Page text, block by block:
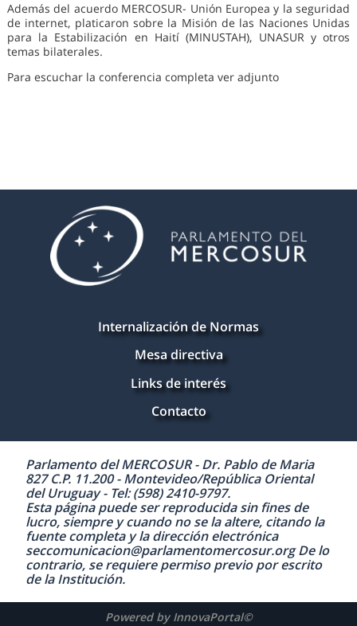
Además del acuerdo MERCOSUR- Unión Europea y la seguridad
de internet, platicaron sobre la Misión de las Naciones Unidas
para la Estabilización en Haití (MINUSTAH), UNASUR y otros
temas bilaterales.
Para escuchar la conferencia completa ver adjunto
Internalización de Normas
Mesa directiva
Links de interés
Contacto
Parlamento del MERCOSUR - Dr. Pablo de Maria
827 C.P. 11.200 - Montevideo/República Oriental
del Uruguay - Tel: (598) 2410-9797.
Esta página puede ser reproducida sin fines de
lucro, siempre y cuando no se la altere, citando la
fuente completa y la dirección electrónica
seccomunicacion@parlamentomercosur.org De lo
contrario, se requiere permiso previo por escrito
de la Institución.
Powered by InnovaPortal©